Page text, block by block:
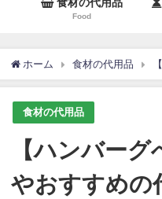
食材の代用品
Food
ホーム 食材の代用品
食材の代用品
【ハンバー
やおすすめの